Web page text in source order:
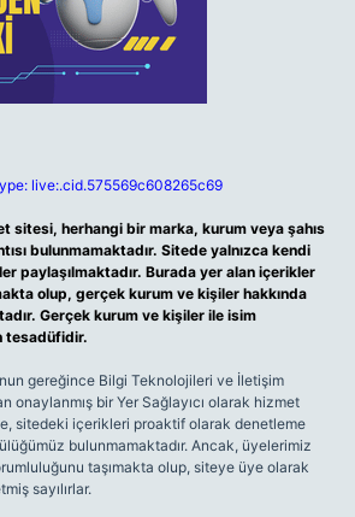
live:.cid.575569c608265c69
sitesi, herhangi bir marka, kurum veya şahıs
bulunmamaktadır. Sitede yalnızca kendi
paylaşılmaktadır. Burada yer alan içerikler
olup, gerçek kurum ve kişiler hakkında
Gerçek kurum ve kişiler ile isim
tesadüfidir.
gereğince Bilgi Teknolojileri ve İletişim
onaylanmış bir Yer Sağlayıcı olarak hizmet
sitedeki içerikleri proaktif olarak denetleme
bulunmamaktadır. Ancak, üyelerimiz
taşımakta olup, siteye üye olarak
sayılırlar.